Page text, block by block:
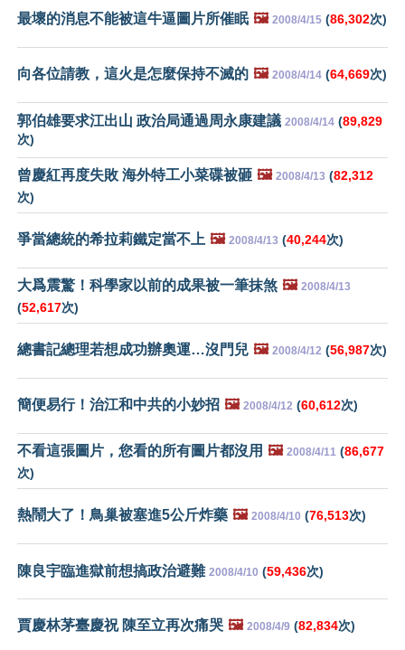
最壞的消息不能被這牛逼圖片所催眠 🖼️ 2008/4/15 (86,302次)
向各位請教，這火是怎麼保持不滅的 🖼️ 2008/4/14 (64,669次)
郭伯雄要求江出山 政治局通過周永康建議 2008/4/14 (89,829
次)
曾慶紅再度失敗 海外特工小菜碟被砸 🖼️ 2008/4/13 (82,312
次)
爭當總統的希拉莉鐵定當不上 🖼️ 2008/4/13 (40,244次)
大爲震驚！科學家以前的成果被一筆抹煞 🖼️ 2008/4/13
(52,617次)
總書記總理若想成功辦奧運…沒門兒 🖼️ 2008/4/12 (56,987次)
簡便易行！治江和中共的小妙招 🖼️ 2008/4/12 (60,612次)
不看這張圖片，您看的所有圖片都沒用 🖼️ 2008/4/11 (86,677
次)
熱鬧大了！鳥巢被塞進5公斤炸藥 🖼️ 2008/4/10 (76,513次)
陳良宇臨進獄前想搞政治避難 2008/4/10 (59,436次)
賈慶林茅臺慶祝 陳至立再次痛哭 🖼️ 2008/4/9 (82,834次)